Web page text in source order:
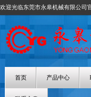
欢迎光临东莞市永皋机械有限公司
首页 产品中心